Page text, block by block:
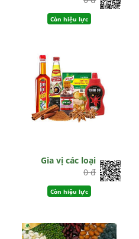
Còn hiệu lực
Gia vị các loại
0 đ
Còn hiệu lực